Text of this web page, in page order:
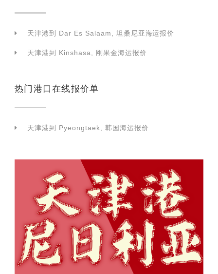
天津港到 Dar Es Salaam, 坦桑尼亚海运报价
天津港到 Kinshasa, 刚果金海运报价
热门港口在线报价单
天津港到 Pyeongtaek, 韩国海运报价